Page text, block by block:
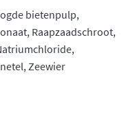
bietenpulp,
Raapzaadschroot,
Zeewier